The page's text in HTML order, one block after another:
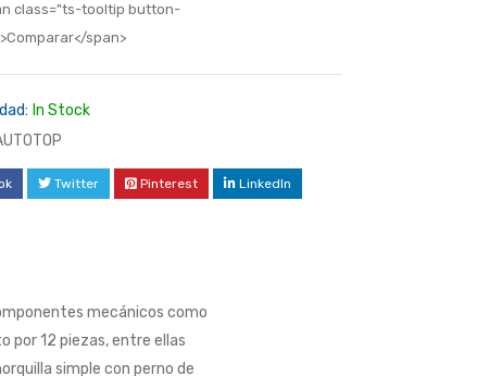
class="ts-tooltip button-
span>
In Stock
Twitter Pinterest LinkedIn
mecánicos como
por 12 piezas, entre ellas
simple con perno de